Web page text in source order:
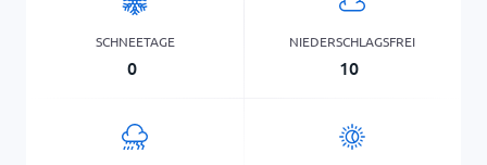
SCHNEETAGE
0
NIEDERSCHLAGSFREI
10